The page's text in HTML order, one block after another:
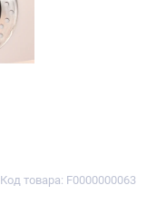
Код товара: F0000000063